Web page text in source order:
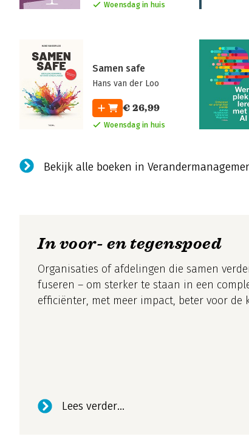
Woensdag in huis
Samen safe
Hans van der Loo
€ 26,99
Woensdag in huis
Bekijk alle boeken in
In voor- en tegenspoed
Organisaties of afdelingen die samen
fuseren – om sterker te staan in een
efficiënter, met meer impact, beter voor de
Lees verder...